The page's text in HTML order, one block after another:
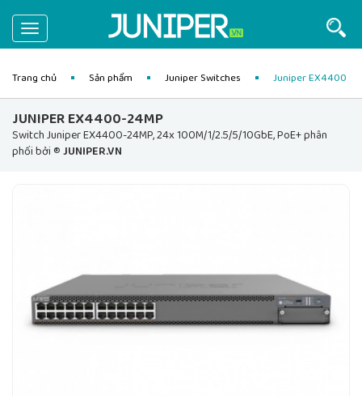
Toggle
navigation
Trang chủ Sản phẩm Juniper Switches Juniper EX4400
JUNIPER EX4400-24MP
Switch Juniper EX4400-24MP, 24x 100M/1/2.5/5/10GbE, PoE+ phân
phối bởi ®JUNIPER.VN